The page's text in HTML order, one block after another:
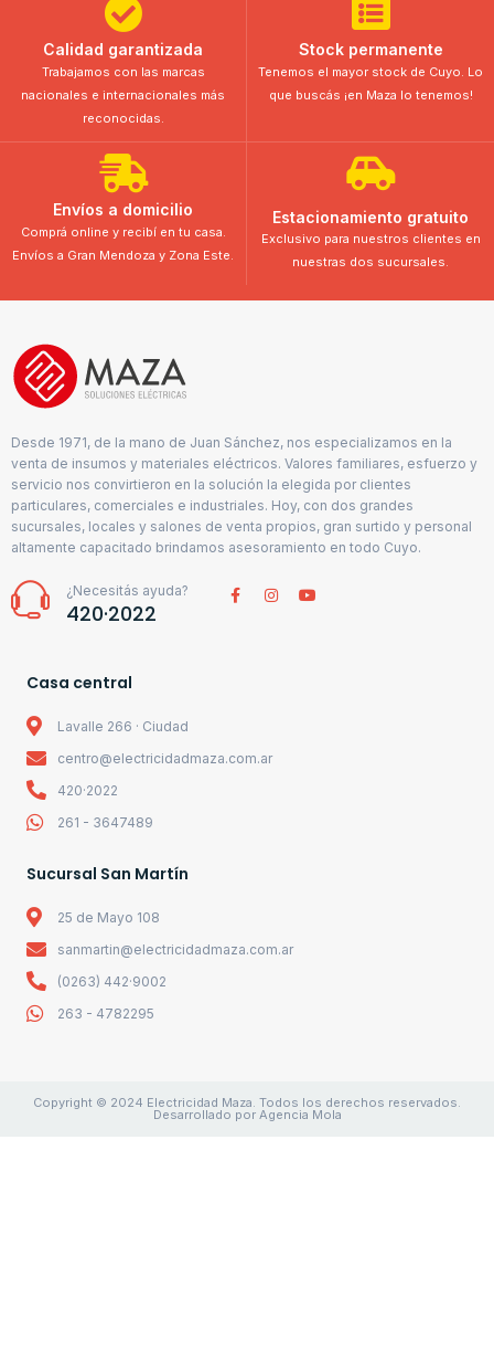
Calidad garantizada
Trabajamos con las marcas
nacionales e internacionales más
reconocidas.
Stock permanente
Tenemos el mayor stock de Cuyo. Lo
que buscás ¡en Maza lo tenemos!
Envíos a domicilio
Comprá online y recibí en tu casa.
Envíos a Gran Mendoza y Zona Este.
Estacionamiento gratuito
Exclusivo para nuestros clientes en
nuestras dos sucursales.
Desde 1971, de la mano de Juan Sánchez, nos especializamos en la
venta de insumos y materiales eléctricos. Valores familiares, esfuerzo y
servicio nos convirtieron en la solución la elegida por clientes
particulares, comerciales e industriales. Hoy, con dos grandes
sucursales, locales y salones de venta propios, gran surtido y personal
altamente capacitado brindamos asesoramiento en todo Cuyo.
¿Necesitás ayuda?
420·2022
Casa central
Lavalle 266 · Ciudad
centro@electricidadmaza.com.ar
420·2022
261 - 3647489
Sucursal San Martín
25 de Mayo 108
sanmartin@electricidadmaza.com.ar
(0263) 442·9002
263 - 4782295
Copyright © 2024 Electricidad Maza. Todos los derechos reservados.
Desarrollado por Agencia Mola